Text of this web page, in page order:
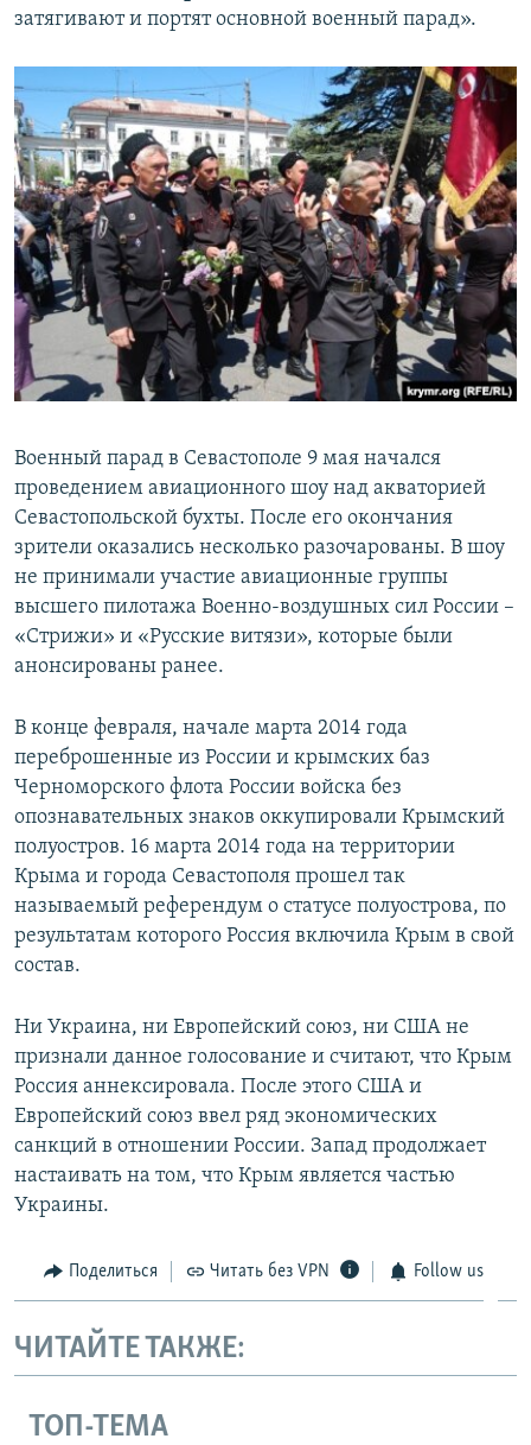
затягивают и портят основной военный парад».
Военный парад в Севастополе 9 мая начался
проведением авиационного шоу над акваторией
Севастопольской бухты. После его окончания
зрители оказались несколько разочарованы. В шоу
не принимали участие авиационные группы
высшего пилотажа Военно-воздушных сил России –
«Стрижи» и «Русские витязи», которые были
анонсированы ранее.
В конце февраля, начале марта 2014 года
переброшенные из России и крымских баз
Черноморского флота России войска без
опознавательных знаков оккупировали Крымский
полуостров. 16 марта 2014 года на территории
Крыма и города Севастополя прошел так
называемый референдум о статусе полуострова, по
результатам которого Россия включила Крым в свой
состав.
Ни Украина, ни Европейский союз, ни США не
признали данное голосование и считают, что Крым
Россия аннексировала. После этого США и
Европейский союз ввел ряд экономических
санкций в отношении России. Запад продолжает
настаивать на том, что Крым является частью
Украины.
Поделиться Читать без VPN Follow us
ЧИТАЙТЕ ТАКЖЕ:
ТОП-ТЕМА